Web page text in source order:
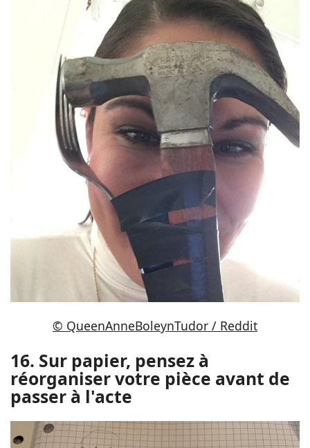
© QueenAnneBoleynTudor / Reddit
16. Sur papier, pensez à
réorganiser votre pièce avant de
passer à l'acte